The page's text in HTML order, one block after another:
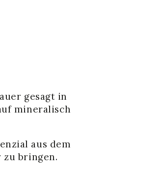
gesagt in
mineralisch
aus dem
bringen.